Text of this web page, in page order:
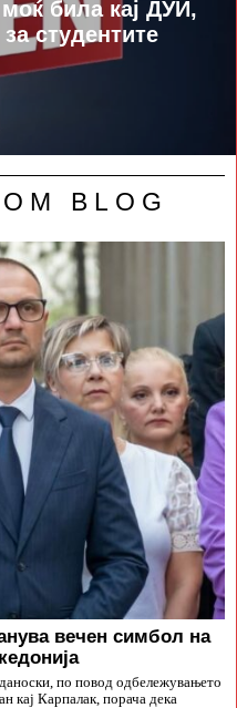
била кај ДУИ,
студентите
BLOG
вечен симбол на
по повод одбележувањето
кај Карпалак, порача дека